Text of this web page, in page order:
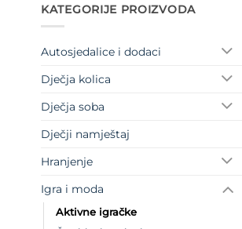
KATEGORIJE PROIZVODA
Autosjedalice i dodaci
Dječja kolica
Dječja soba
Dječji namještaj
Hranjenje
Igra i moda
Aktivne igračke